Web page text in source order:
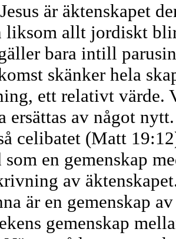
är äktenskapet
liksom allt jordiskt
bara intill
skänker hela
ett relativt värde.
ersättas av något
celibatet (Matt
som en gemenskap
av
är en gemenskap
gemenskap